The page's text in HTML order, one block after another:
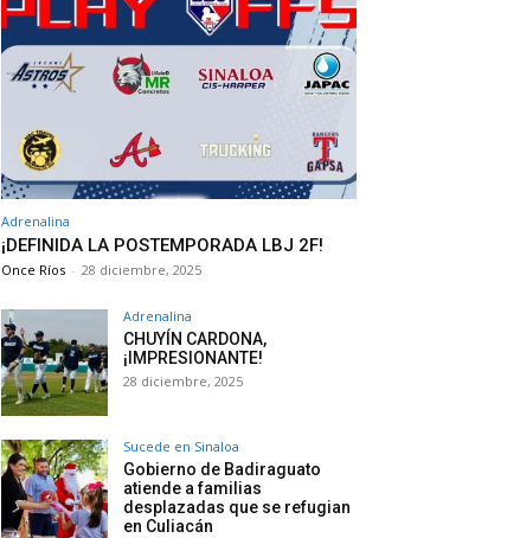
Adrenalina
¡DEFINIDA LA POSTEMPORADA LBJ 2F!
Once Ríos - 28 diciembre, 2025
Adrenalina
CHUYÍN CARDONA,
¡IMPRESIONANTE!
28 diciembre, 2025
Sucede en Sinaloa
Gobierno de Badiraguato
atiende a familias
desplazadas que se refugian
en Culiacán